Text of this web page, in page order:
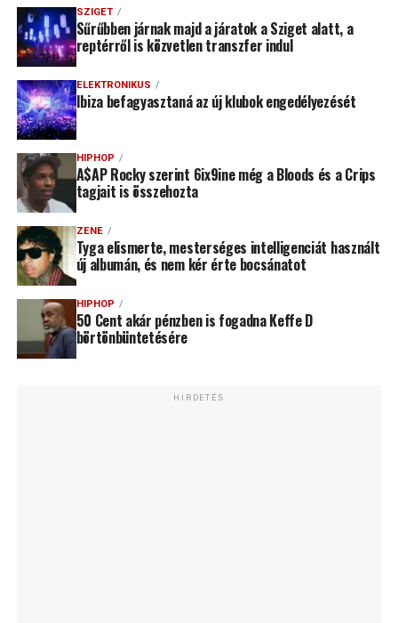
SZIGET
Sűrűbben járnak majd a járatok a Sziget alatt, a
reptérről is közvetlen transzfer indul
ELEKTRONIKUS
Ibiza befagyasztaná az új klubok engedélyezését
HIPHOP
A$AP Rocky szerint 6ix9ine még a Bloods és a Crips
tagjait is összehozta
ZENE
Tyga elismerte, mesterséges intelligenciát használt
új albumán, és nem kér érte bocsánatot
HIPHOP
50 Cent akár pénzben is fogadna Keffe D
börtönbüntetésére
HIRDETÉS